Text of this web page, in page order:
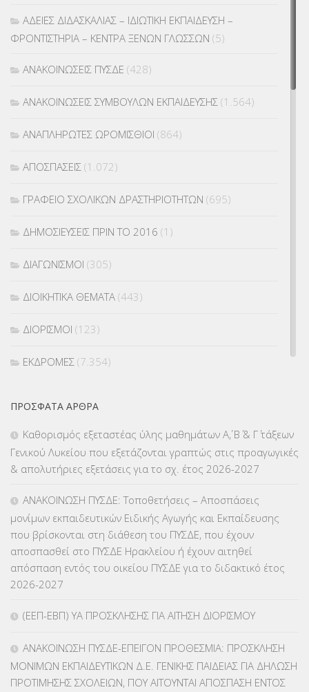
ΑΔΕΙΕΣ ΔΙΔΑΣΚΑΛΙΑΣ – ΙΔΙΩΤΙΚΗ ΕΚΠΑΙΔΕΥΣΗ –
ΦΡΟΝΤΙΣΤΗΡΙΑ – ΚΕΝΤΡΑ ΞΕΝΩΝ ΓΛΩΣΣΩΝ (5)
ΑΝΑΚΟΙΝΩΣΕΙΣ ΠΥΣΔΕ (428)
ΑΝΑΚΟΙΝΩΣΕΙΣ ΣΥΜΒΟΥΛΩΝ ΕΚΠΑΙΔΕΥΣΗΣ (1.564)
ΑΝΑΠΛΗΡΩΤΕΣ ΩΡΟΜΙΣΘΙΟΙ (864)
ΑΠΟΣΠΑΣΕΙΣ (1.072)
ΓΡΑΦΕΙΟ ΣΧΟΛΙΚΩΝ ΔΡΑΣΤΗΡΙΟΤΗΤΩΝ (695)
ΔΗΜΟΣΙΕΥΣΕΙΣ ΠΡΙΝ ΤΟ 2016 (1)
ΔΙΑΓΩΝΙΣΜΟΙ (305)
ΔΙΟΙΚΗΤΙΚΑ ΘΕΜΑΤΑ (443)
ΔΙΟΡΙΣΜΟΙ (123)
ΕΚΔΡΟΜΕΣ (7.354)
ΕΠΙΜΟΡΦΩΣΗ Τ.Π.Ε.(10)
ΚΕΣΥ(60)
ΚΕΣΥΠ(109)
ΚΠγ – ΚΡΑΤΙΚΟ ΠΙΣΤΟΠΟΙΗΤΙΚΟ ΓΛΩΣΣΟΜΑΘΕΙΑΣ
ΚΠπ- ΚΡΑΤΙΚΟ ΠΙΣΤΟΠΟΙΗΤΙΚΟ ΠΛΗΡΟΦΟΡΙΚΗΣ(12)
ΛΟΙΠΑ(309)
ΜΑΘΗΤΕΙΑ(275)
ΠΡΌΣΦΑΤΑ ΆΡΘΡΑ
Καθορισμός εξεταστέας ύλης μαθημάτων Α΄, Β΄ & Γ΄ τάξεων
Γενικού Λυκείου που εξετάζονται γραπτώς στις προαγωγικές
& απολυτήριες εξετάσεις για το σχ. έτος 2026-2027
ΑΝΑΚΟΙΝΩΣΗ ΠΥΣΔΕ: Τοποθετήσεις – Αποσπάσεις
μονίμων εκπαιδευτικών Ειδικής Αγωγής και Εκπαίδευσης
που βρίσκονται στη διάθεση του ΠΥΣΔΕ, που έχουν
αποσπασθεί στο ΠΥΣΔΕ Ηρακλείου ή έχουν αιτηθεί
απόσπαση εντός του οικείου ΠΥΣΔΕ για το διδακτικό έτος
2026-2027
(ΕΕΠ-ΕΒΠ) ΥΑ ΠΡΟΣΚΛΗΣΗΣ ΓΙΑ ΑΙΤΗΣΗ ΔΙΟΡΙΣΜΟΥ
ΑΝΑΚΟΙΝΩΣΗ ΠΥΣΔΕ-ΕΠΕΙΓΟΝ ΠΡΟΘΕΣΜΙΑ: ΠΡΟΣΚΛΗΣΗ
ΜΟΝΙΜΩΝ ΕΚΠΑΙΔΕΥΤΙΚΩΝ Δ.Ε. ΓΕΝΙΚΗΣ ΠΑΙΔΕΙΑΣ ΓΙΑ ΔΗΛΩΣΗ
ΠΡΟΤΙΜΗΣΗΣ ΣΧΟΛΕΙΩΝ, ΠΟΥ ΑΙΤΟΥΝΤΑΙ ΑΠΟΣΠΑΣΗ ΕΝΤΟΣ